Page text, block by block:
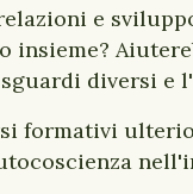
e
diversi e
formativi